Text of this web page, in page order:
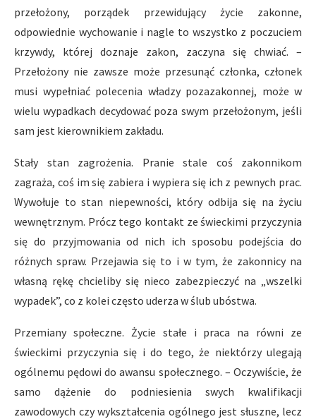
przełożony, porządek przewidujący życie zakonne,
odpowiednie wychowanie i nagle to wszystko z poczuciem
krzywdy, której doznaje zakon, zaczyna się chwiać. –
Przełożony nie zawsze może przesunąć członka, członek
musi wypełniać polecenia władzy pozazakonnej, może w
wielu wypadkach decydować poza swym przełożonym, jeśli
sam jest kierownikiem zakładu.
Stały stan zagrożenia. Pranie stale coś zakonnikom
zagraża, coś im się zabiera i wypiera się ich z pewnych prac.
Wywołuje to stan niepewności, który odbija się na życiu
wewnętrznym. Prócz tego kontakt ze świeckimi przyczynia
się do przyjmowania od nich ich sposobu podejścia do
różnych spraw. Przejawia się to i w tym, że zakonnicy na
własną rękę chcieliby się nieco zabezpieczyć na „wszelki
wypadek”, co z kolei często uderza w ślub ubóstwa.
Przemiany społeczne. Życie stałe i praca na równi ze
świeckimi przyczynia się i do tego, że niektórzy ulegają
ogólnemu pędowi do awansu społecznego. – Oczywiście, że
samo dążenie do podniesienia swych kwalifikacji
zawodowych czy wykształcenia ogólnego jest słuszne, lecz